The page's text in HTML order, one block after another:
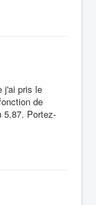
j'ai pris le
de
5.87. Portez-